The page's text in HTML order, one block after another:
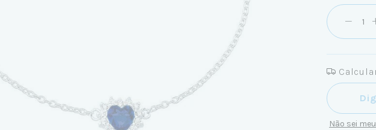
Entregas
Não sei